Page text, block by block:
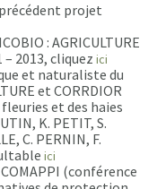
projet
: AGRICULTURE
– 2013, cliquezici
et naturaliste du
et CORRDIOR
et des haies
K. PETIT, S.
C. PERNIN, F.
ici
(conférence